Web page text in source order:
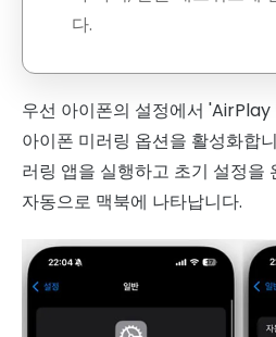
다.
우선 아이폰의 설정에서
아이폰 미러링 옵션을 활성화합
러링 앱을 실행하고 초기 설정을
자동으로 맥북에 나타납니다.